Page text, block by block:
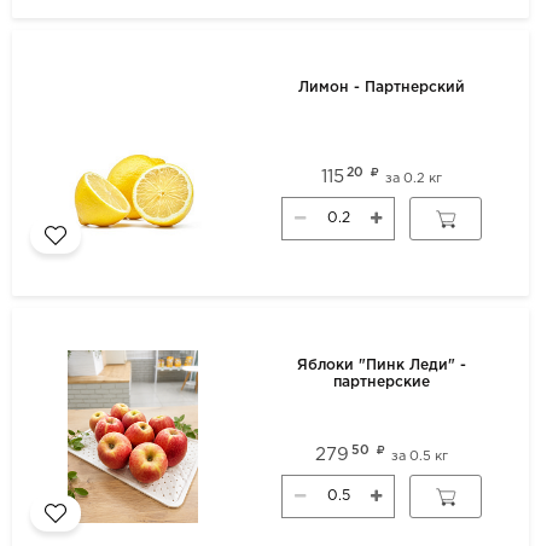
Лимон - Партнерский
115 20 за0.2 кг
Яблоки "Пинк Леди" -
партнерские
279 50 за0.5 кг